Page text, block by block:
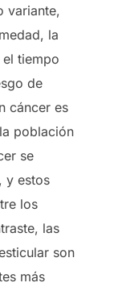
variante,
la
tiempo
de
cáncer es
población
se
y estos
los
las
son
más